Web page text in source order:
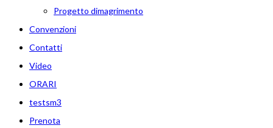
Progetto dimagrimento
Convenzioni
Contatti
Video
ORARI
testsm3
Prenota